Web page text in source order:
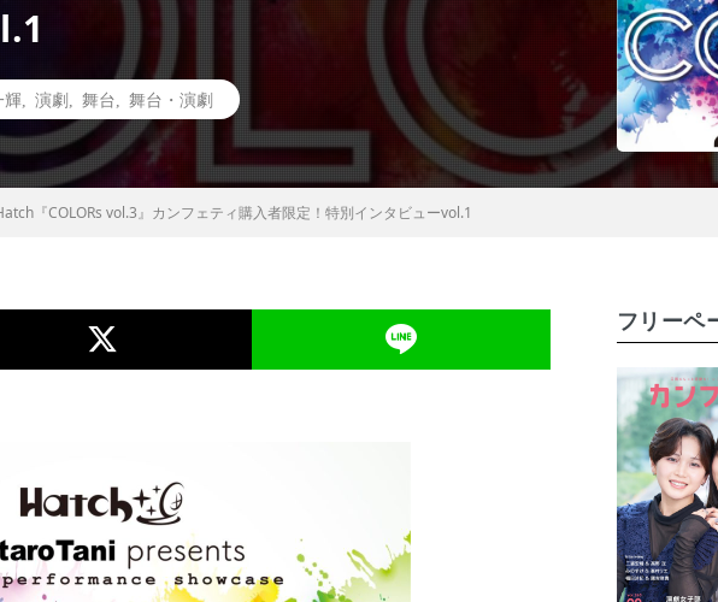
輝 演劇 舞台 舞台・演劇
『COLORs vol.3』カンフェティ購入者限定！特別インタビューvol.1
フリーペ